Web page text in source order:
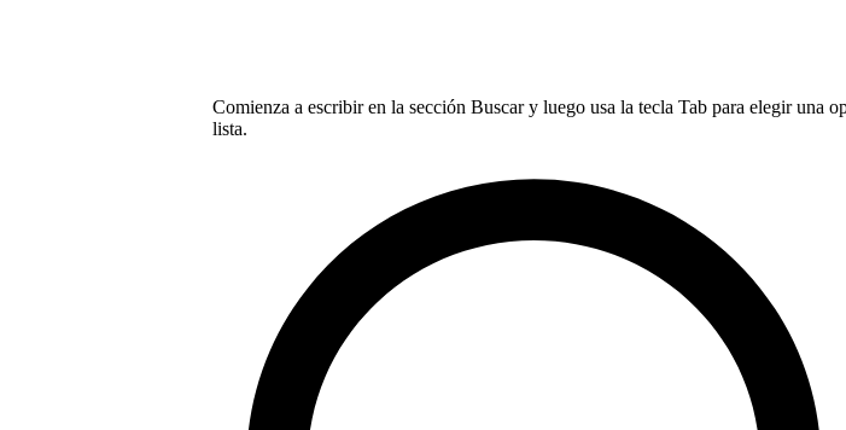
Comienza a escribir en la sección Buscar y luego usa la tecla Tab para elegir una
lista.